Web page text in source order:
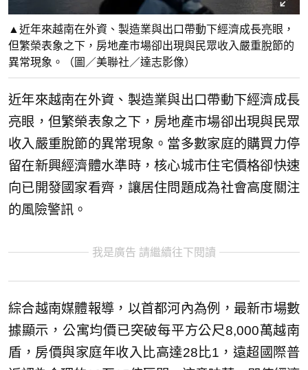
▲近年來越南在外資、製造業與出口帶動下經濟成長亮眼，
但繁榮表象之下，房地產市場卻出現與民眾收入嚴重脫節的
異常現象。（圖／美聯社／達志影像）
近年來越南在外資、製造業與出口帶動下經濟成長
亮眼，但繁榮表象之下，房地產市場卻出現與民眾
收入嚴重脫節的異常現象。當多數家庭的購買力停
留在新興經濟體水準時，核心城市住宅價格卻快速
向已開發國家看齊，讓居住問題成為社會高度關注
的風險警訊。
我是廣告 請繼續往下閱讀
綜合越南媒體報導，以首都河內為例，最新市場數
據顯示，公寓均價已突破每平方公尺8,000萬越南
盾，房價與家庭年收入比高達28比1，遠超國際普